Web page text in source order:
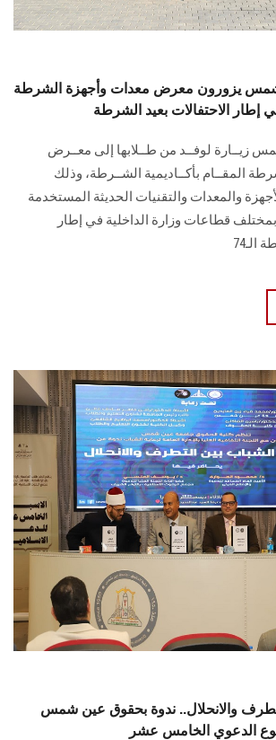
يزورون معرض معدات وأجهزة الشرطة
إطار الاحتفالات بعيد الشرطة
لوفــد من طــلابها إلى معــرض
المقــام بأكــاديمية الشــرطة، وذلك
والمعدات والتقنيات الحديثة المستخدمة
قطاعات وزارة الداخلية في إطار
الـ74
والانحلال.. ندوة بحقوق عين شمس
الدعوي الخامس عشر